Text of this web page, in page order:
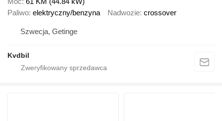
Paliwo elektryczny/benzyna Nadwozie crossover
Szwecja, Getinge
Kvdbil